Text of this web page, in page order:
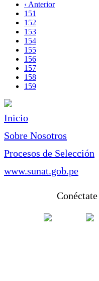
Paginación
página
Página
anterior
‹ Anterior
Page
151
Page
152
Page
153
Page
154
Page
155
Page
156
Page
157
Page
158
Página
159
Inicio
Sobre Nosotros
Procesos de Selección
www.sunat.gob.pe